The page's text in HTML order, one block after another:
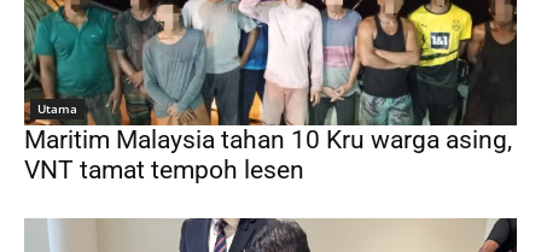
Utama
Maritim Malaysia tahan 10 Kru warga asing,
VNT tamat tempoh lesen